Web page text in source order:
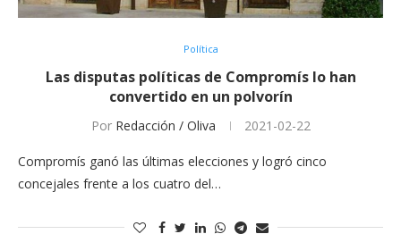
Política
Las disputas políticas de Compromís lo han
convertido en un polvorín
Por Redacción / Oliva 2021-02-22
Compromís ganó las últimas elecciones y logró cinco
concejales frente a los cuatro del…